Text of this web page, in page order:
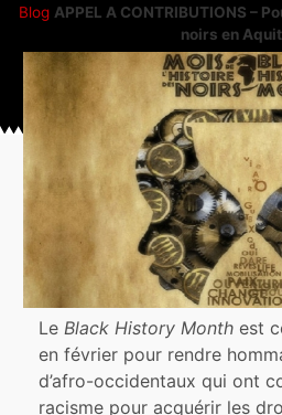
Blog APPEL A CONTRIBUTIONS –
noirs en
Le Black History Month est
en février pour rendre
d’afro-occidentaux qui ont
racisme pour acquérir les